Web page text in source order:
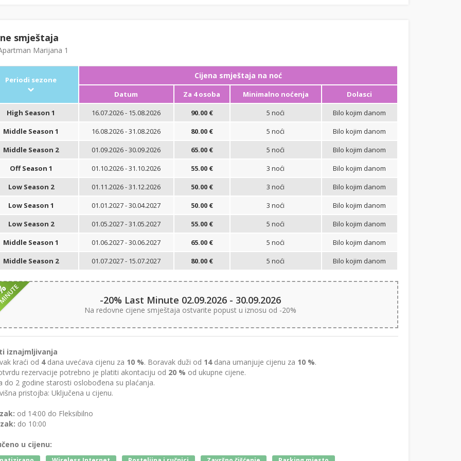
smještaja
Marijana 1
Periodi sezone Cijena smještaja na noć
Datum Za 4 osoba Minimalno noćenja
Dolasci
High Season 1
16.07.2026 - 15.08.2026 90.00 € 5 noći
Bilo kojim danom
Middle Season 1
16.08.2026 - 31.08.2026 80.00 € 5 noći
Bilo kojim danom
Middle Season 2
01.09.2026 - 30.09.2026 65.00 € 5 noći
Bilo kojim danom
Off Season 1
01.10.2026 - 31.10.2026 55.00 € 3 noći
Bilo kojim danom
Low Season 2
01.11.2026 - 31.12.2026 50.00 € 3 noći
Bilo kojim danom
Low Season 1
01.01.2027 - 30.04.2027 50.00 € 3 noći
Bilo kojim danom
Low Season 2
01.05.2027 - 31.05.2027 55.00 € 5 noći
Bilo kojim danom
Middle Season 1
01.06.2027 - 30.06.2027 65.00 € 5 noći
Bilo kojim danom
Middle Season 2
01.07.2027 - 15.07.2027 80.00 € 5 noći Bilo kojim danom
-20% Last Minute 02.09.2026 - 30.09.2026
Na redovne cijene smještaja ostvarite popust u iznosu od -20%
iznajmljivanja
kraći od 4dana uvećava cijenu za 10 %. Boravak duži od 14dana umanjuje cijenu za 10 %.
rezervacije potrebno je platiti akontaciju od 20 % od ukupne cijene.
do 2 godine starosti oslobođena su plaćanja.
pristojba: Uključena u cijenu.
od 14:00 do Fleksibilno
do 10:00
u cijenu: